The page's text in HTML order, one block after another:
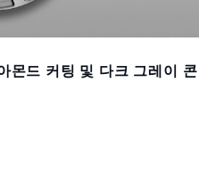
몬드 커팅 및 다크 그레이 콘